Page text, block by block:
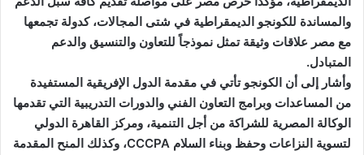
والمساندة للكونجو الديمقراطية في شتى المجالات، كدولة تجمعها
مع مصر علاقات وثيقة تمثل نموذجاً للتعاون والتنسيق والدعم
المتبادل.
وأشار إلى أن الكونجو تأتي في مقدمة الدول الإفريقية المستفيدة
من المساعدات وبرامج التعاون الفني والدورات التدريبية التي تقدمها
الوكالة المصرية للشراكة من أجل التنمية، ومركز القاهرة الدولي
لتسوية النزاعات وحفظ وبناء السلام CCCPA، وكذلك المنح المقدمة